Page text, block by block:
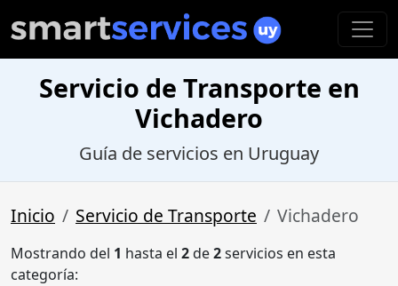
Servicio de Transporte en
Vichadero
Guía de servicios en Uruguay
Inicio Servicio de Transporte Vichadero
Mostrando del 1 hasta el 2de2servicios en esta
categoría: